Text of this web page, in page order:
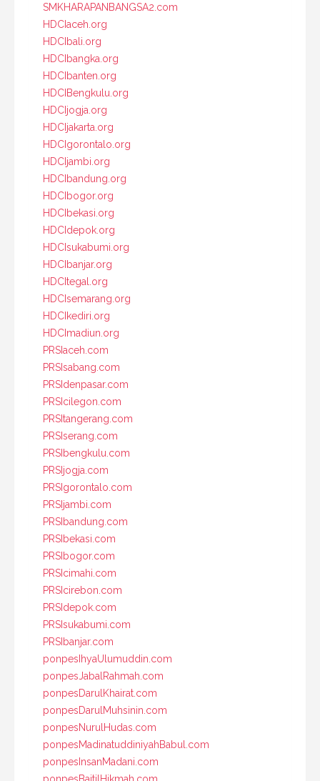
SMKHARAPANBANGSA2.com
HDCIaceh.org
HDCIbali.org
HDCIbangka.org
HDCIbanten.org
HDCIBengkulu.org
HDCIjogja.org
HDCIjakarta.org
HDCIgorontalo.org
HDCIjambi.org
HDCIbandung.org
HDCIbogor.org
HDCIbekasi.org
HDCIdepok.org
HDCIsukabumi.org
HDCIbanjar.org
HDCItegal.org
HDCIsemarang.org
HDCIkediri.org
HDCImadiun.org
PRSIaceh.com
PRSIsabang.com
PRSIdenpasar.com
PRSIcilegon.com
PRSItangerang.com
PRSIserang.com
PRSIbengkulu.com
PRSIjogja.com
PRSIgorontalo.com
PRSIjambi.com
PRSIbandung.com
PRSIbekasi.com
PRSIbogor.com
PRSIcimahi.com
PRSIcirebon.com
PRSIdepok.com
PRSIsukabumi.com
PRSIbanjar.com
ponpesIhyaUlumuddin.com
ponpesJabalRahmah.com
ponpesDarulKhairat.com
ponpesDarulMuhsinin.com
ponpesNurulHudas.com
ponpesMadinatuddiniyahBabul.com
ponpesInsanMadani.com
ponpesBaitilHikmah.com